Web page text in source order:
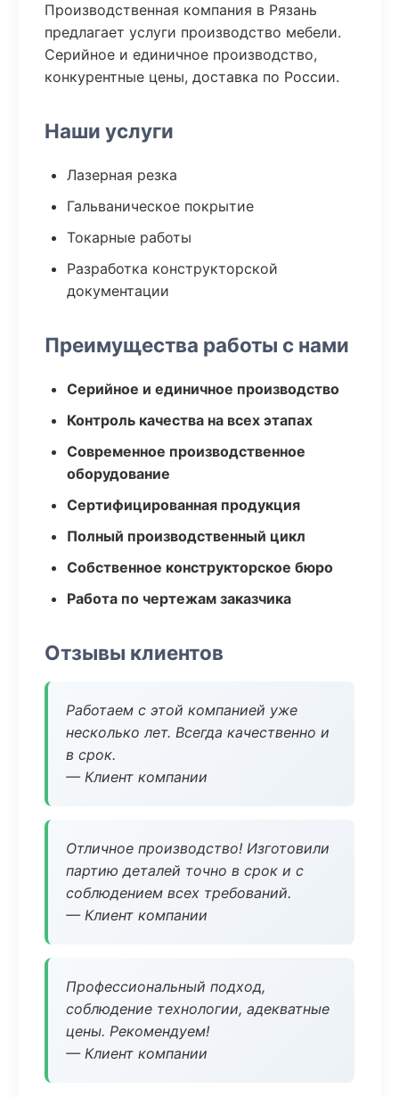
Производственная компания в Рязань
предлагает услуги производство мебели.
Серийное и единичное производство,
конкурентные цены, доставка по России.
Наши услуги
Лазерная резка
Гальваническое покрытие
Токарные работы
Разработка конструкторской
документации
Преимущества работы с нами
Серийное и единичное производство
Контроль качества на всех этапах
Современное производственное
оборудование
Сертифицированная продукция
Полный производственный цикл
Собственное конструкторское бюро
Работа по чертежам заказчика
Отзывы клиентов
Работаем с этой компанией уже
несколько лет. Всегда качественно и
в срок.
— Клиент компании
Отличное производство! Изготовили
партию деталей точно в срок и с
соблюдением всех требований.
— Клиент компании
Профессиональный подход,
соблюдение технологии, адекватные
цены. Рекомендуем!
— Клиент компании